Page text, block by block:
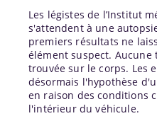
Les légistes de l’Institut
s'attendent à une
premiers résultats ne
élément suspect. Aucune
trouvée sur le corps. Les
désormais l'hypothèse
en raison des conditions
l'intérieur du véhicule.